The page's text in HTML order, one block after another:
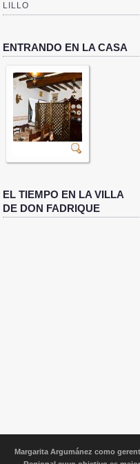
LILLO
ENTRANDO EN LA CASA
EL TIEMPO EN LA VILLA
DE DON FADRIQUE
Margarita Argumánez como